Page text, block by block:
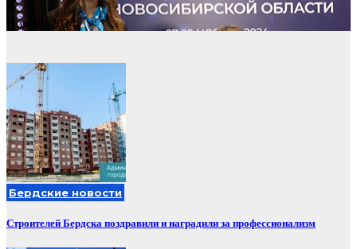
Ноя 28, 2024
Бердские новости
Строителей Бердска поздравили и наградили за профессионализм